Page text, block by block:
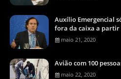
Auxílio Emergencial
fora da caixa a partir
maio 21, 2020
Avião com 100
maio 22, 2020